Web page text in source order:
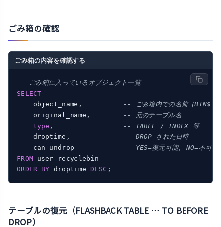
ごみ箱の確認
ごみ箱の内容を確認する
-- ごみ箱に入っているオブジェクト一覧
SELECT
    object_name,
-- ごみ箱内での名前（
    original_name,
-- 元のテーブル名
type ,
-- TABLE / INDEX 等
    droptime,
-- DROP された日時
    can_undrop
-- YES=復元可能, NO=不可
FROM
ORDER
BY droptime DESC
テーブルの復元（FLASHBACK TABLE … TO BEFORE
DROP）